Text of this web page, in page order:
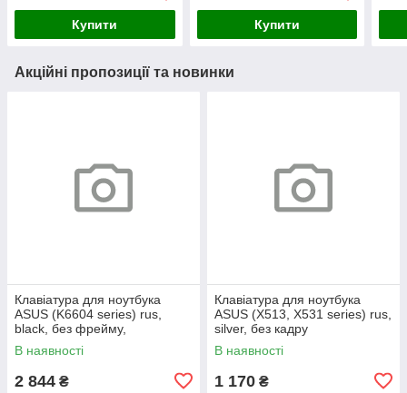
Купити
Black без рамки з
підсвіткою).Купити
Акційні пропозиції та новинки
Клавіатура для ноутбука
ASUS (K6604 series) rus,
black, без фрейму,
підсвічування клавіш (Red
Esc)
В наявності
2 844 ₴
Клавіатура для ноутбука
ASUS (X513, X531 series) rus,
silver, без кадру
В наявності
1 170 ₴